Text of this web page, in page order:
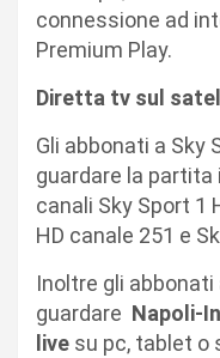
connessione ad
Premium Play.
Diretta tv sul
Gli abbonati a Sky
guardare la
canali Sky Sport 1
HD canale 251 e
Inoltre gli
guardare Napoli-
live su pc, tablet o